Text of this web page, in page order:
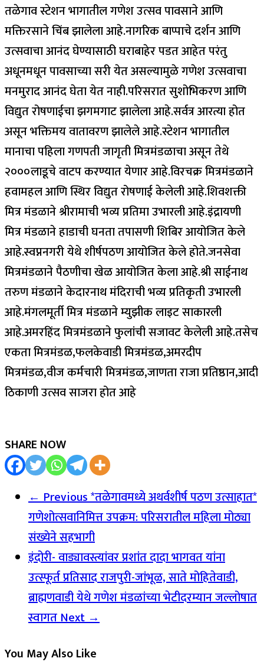
तळेगाव स्टेशन भागातील गणेश उत्सव पावसाने आणि
मक्तिरसाने चिंब झालेला आहे.नागरिक बाप्पाचे दर्शन आणि
उत्सवाचा आनंद घेण्यासाठी घराबाहेर पडत आहेत परंतु
अधूनमधून पावसाच्या सरी येत असल्यामुळे गणेश उत्सवाचा
मनमुराद आनंद घेता येत नाही.परिसरात सुशोभिकरण आणि
विद्युत रोषणाईचा झगमगाट झालेला आहे.सर्वत्र आरत्या होत
असून भक्तिमय वातावरण झालेले आहे.स्टेशन भागातील
मानाचा पहिला गणपती जागृती मित्रमंडळाचा असून तेथे
२०००लाडूचे वाटप करण्यात येणार आहे.विरचक्र मित्रमंडळाने
हवामहल आणि स्थिर विद्युत रोषणाई केलेली आहे.शिवशक्ती
मित्र मंडळाने श्रीरामाची भव्य प्रतिमा उभारली आहे.इंद्रायणी
मित्र मंडळाने हाडाची घनता तपासणी शिबिर आयोजित केले
आहे.स्वप्ननगरी येथे शीर्षपठण आयोजित केले होते.जनसेवा
मित्रमंडळाने पैठणीचा खेळ आयोजित केला आहे.श्री साईनाथ
तरुण मंडळाने केदारनाथ मंदिराची भव्य प्रतिकृती उभारली
आहे.मंगलमूर्ती मित्र मंडळाने म्युझीक लाइट साकारली
आहे.अमरहिंद मित्रमंडळाने फुलांची सजावट केलेली आहे.तसेच
एकता मित्रमंडळ,फलकेवाडी मित्रमंडळ,अमरदीप
मित्रमंडळ,वीज कर्मचारी मित्रमंडळ,जाणता राजा प्रतिष्ठान,आदी
ठिकाणी उत्सव साजरा होत आहे
SHARE NOW
← Previous*तळेगावमध्ये अथर्वशीर्ष पठण उत्साहात*
गणेशोत्सवानिमित्त उपक्रम: परिसरातील महिला मोठ्या
संख्येने सहभागी
इंदोरी- वाड्यावस्त्यांवर प्रशांत दादा भागवत यांना
उत्स्फूर्त प्रतिसाद राजपुरी-जांभूळ, साते मोहितेवाडी,
ब्राह्मणवाडी येथे गणेश मंडळांच्या भेटीदरम्यान जल्लोषात
स्वागतNext →
You May Also Like